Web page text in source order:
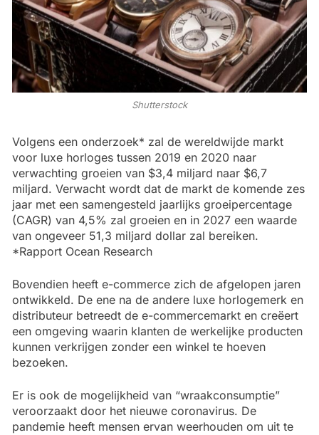
Shutterstock
Volgens een onderzoek* zal de wereldwijde markt
voor luxe horloges tussen 2019 en 2020 naar
verwachting groeien van $3,4 miljard naar $6,7
miljard. Verwacht wordt dat de markt de komende zes
jaar met een samengesteld jaarlijks groeipercentage
(CAGR) van 4,5% zal groeien en in 2027 een waarde
van ongeveer 51,3 miljard dollar zal bereiken.
*Rapport Ocean Research
Bovendien heeft e-commerce zich de afgelopen jaren
ontwikkeld. De ene na de andere luxe horlogemerk en
distributeur betreedt de e-commercemarkt en creëert
een omgeving waarin klanten de werkelijke producten
kunnen verkrijgen zonder een winkel te hoeven
bezoeken.
Er is ook de mogelijkheid van “wraakconsumptie”
veroorzaakt door het nieuwe coronavirus. De
pandemie heeft mensen ervan weerhouden om uit te